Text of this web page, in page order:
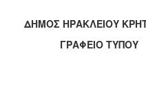
ΔΗΜΟΣ ΗΡΑΚΛΕΙΟΥ
ΓΡΑΦΕΙΟ ΤΥΠΟΥ